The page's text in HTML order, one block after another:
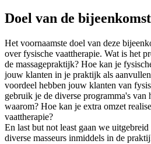
Doel van de bijeenkomst
Het voornaamste doel van deze
over fysische vaattherapie. Wat is het
de massagepraktijk? Hoe kan je
jouw klanten in je praktijk als
voordeel hebben jouw klanten van
gebruik je de diverse programma's van
waarom? Hoe kan je extra omzet
vaattherapie?
En last but not least gaan we
diverse masseurs inmiddels in de